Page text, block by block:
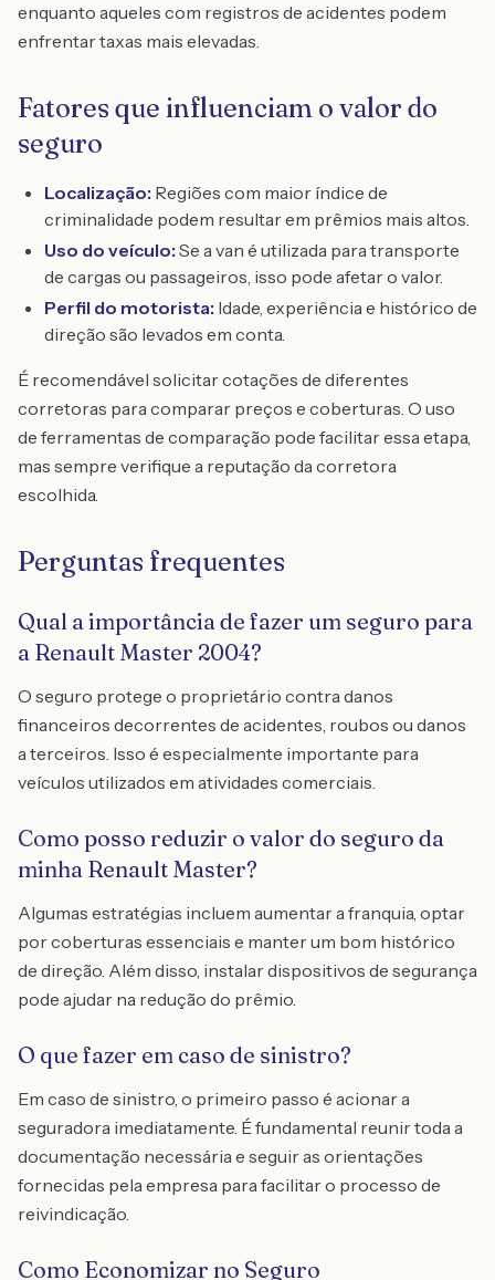
enquanto aqueles com registros de acidentes podem
enfrentar taxas mais elevadas.
Fatores que influenciam o valor do
seguro
Localização: Regiões com maior índice de
criminalidade podem resultar em prêmios mais altos.
Uso do veículo: Se a van é utilizada para transporte
de cargas ou passageiros, isso pode afetar o valor.
Perfil do motorista: Idade, experiência e histórico de
direção são levados em conta.
É recomendável solicitar cotações de diferentes
corretoras para comparar preços e coberturas. O uso
de ferramentas de comparação pode facilitar essa etapa,
mas sempre verifique a reputação da corretora
escolhida.
Perguntas frequentes
Qual a importância de fazer um seguro para
a Renault Master 2004?
O seguro protege o proprietário contra danos
financeiros decorrentes de acidentes, roubos ou danos
a terceiros. Isso é especialmente importante para
veículos utilizados em atividades comerciais.
Como posso reduzir o valor do seguro da
minha Renault Master?
Algumas estratégias incluem aumentar a franquia, optar
por coberturas essenciais e manter um bom histórico
de direção. Além disso, instalar dispositivos de segurança
pode ajudar na redução do prêmio.
O que fazer em caso de sinistro?
Em caso de sinistro, o primeiro passo é acionar a
seguradora imediatamente. É fundamental reunir toda a
documentação necessária e seguir as orientações
fornecidas pela empresa para facilitar o processo de
reivindicação.
Como Economizar no Seguro